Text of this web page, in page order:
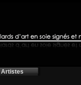
Artistes